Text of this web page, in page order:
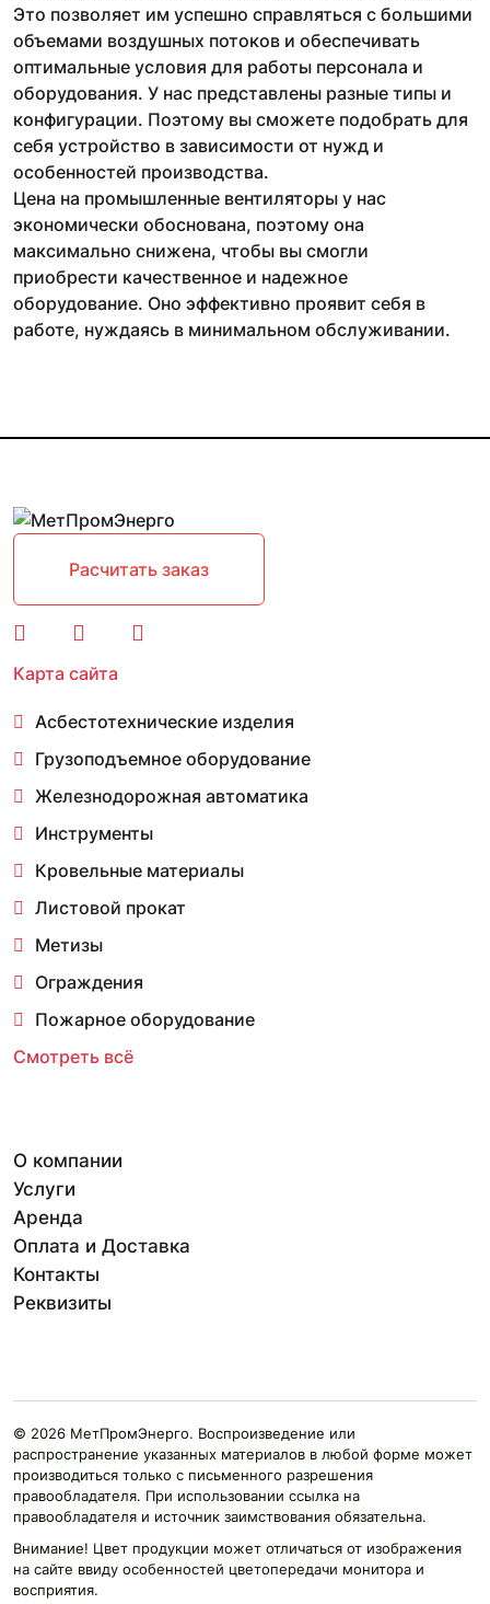
Это позволяет им успешно справляться с большими
объемами воздушных потоков и обеспечивать
оптимальные условия для работы персонала и
оборудования. У нас представлены разные типы и
конфигурации. Поэтому вы сможете подобрать для
себя устройство в зависимости от нужд и
особенностей производства.
Цена на промышленные вентиляторы у нас
экономически обоснована, поэтому она
максимально снижена, чтобы вы смогли
приобрести качественное и надежное
оборудование. Оно эффективно проявит себя в
работе, нуждаясь в минимальном обслуживании.
Расчитать заказ
Карта сайта
Асбестотехнические изделия
Грузоподъемное оборудование
Железнодорожная автоматика
Инструменты
Кровельные материалы
Листовой прокат
Метизы
Ограждения
Пожарное оборудование
Смотреть всё
О компании
Услуги
Аренда
Оплата и Доставка
Контакты
Реквизиты
© 2026 МетПромЭнерго. Воспроизведение или
распространение указанных материалов в любой форме может
производиться только с письменного разрешения
правообладателя. При использовании ссылка на
правообладателя и источник заимствования обязательна.
Внимание! Цвет продукции может отличаться от изображения
на сайте ввиду особенностей цветопередачи монитора и
восприятия.